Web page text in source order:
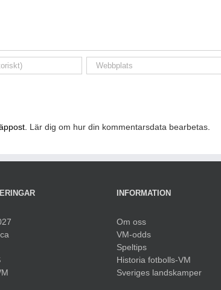
Lär dig om hur din kommentarsdata bearbetas
INFORMATION
Om oss
VM-odds
Speltips
Historia fotbolls-VM
Sveriges landskamper